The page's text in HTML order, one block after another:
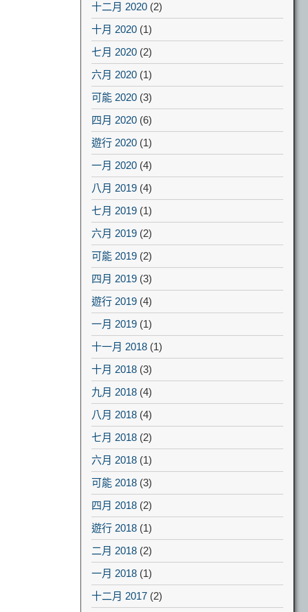
十二月 2020 (2)
十月 2020 (1)
七月 2020 (2)
六月 2020 (1)
可能 2020 (3)
四月 2020 (6)
遊行 2020 (1)
一月 2020 (4)
八月 2019 (4)
七月 2019 (1)
六月 2019 (2)
可能 2019 (2)
四月 2019 (3)
遊行 2019 (4)
一月 2019 (1)
十一月 2018 (1)
十月 2018 (3)
九月 2018 (4)
八月 2018 (4)
七月 2018 (2)
六月 2018 (1)
可能 2018 (3)
四月 2018 (2)
遊行 2018 (1)
二月 2018 (2)
一月 2018 (1)
十二月 2017 (2)